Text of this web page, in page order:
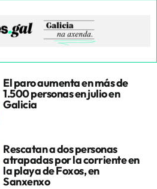
El paro aumenta en más de
1.500 personas en julio en
Galicia
Rescatan a dos personas
atrapadas por la corriente en
la playa de Foxos, en
Sanxenxo